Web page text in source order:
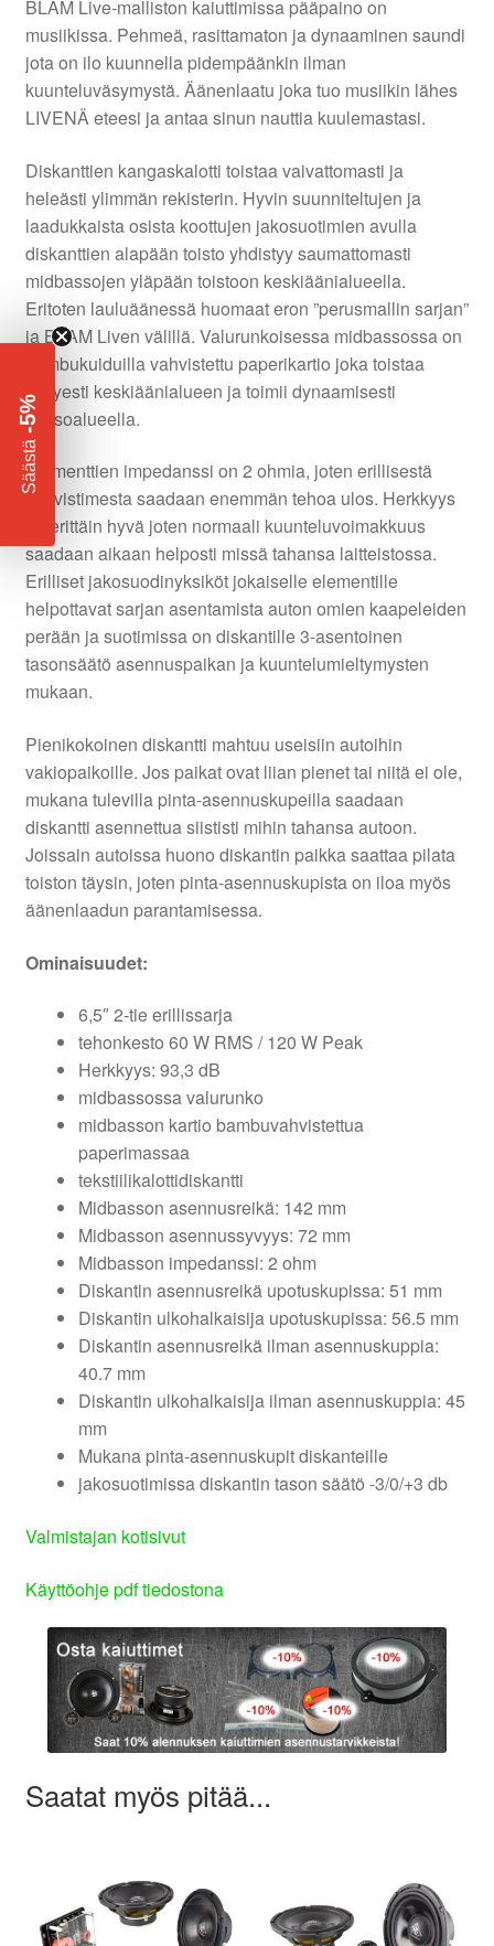
BLAM Live-malliston kaiuttimissa pääpaino on
musiikissa. Pehmeä, rasittamaton ja dynaaminen saundi
jota on ilo kuunnella pidempäänkin ilman
kuunteluväsymystä. Äänenlaatu joka tuo musiikin lähes
LIVENÄ eteesi ja antaa sinun nauttia kuulemastasi.
Diskanttien kangaskalotti toistaa vaivattomasti ja
heleästi ylimmän rekisterin. Hyvin suunniteltujen ja
laadukkaista osista koottujen jakosuotimien avulla
diskanttien alapään toisto yhdistyy saumattomasti
midbassojen yläpään toistoon keskiäänialueella.
Eritoten lauluäänessä huomaat eron ”perusmallin sarjan”
ja BLAM Liven välillä. Valurunkoisessa midbassossa on
bambukuiduilla vahvistettu paperikartio joka toistaa
kevyesti keskiäänialueen ja toimii dynaamisesti
bassoalueella.
Elementtien impedanssi on 2 ohmia, joten erillisestä
vahvistimesta saadaan enemmän tehoa ulos. Herkkyys
on erittäin hyvä joten normaali kuunteluvoimakkuus
saadaan aikaan helposti missä tahansa laitteistossa.
Erilliset jakosuodinyksiköt jokaiselle elementille
helpottavat sarjan asentamista auton omien kaapeleiden
perään ja suotimissa on diskantille 3-asentoinen
tasonsäätö asennuspaikan ja kuuntelumieltymysten
mukaan.
Pienikokoinen diskantti mahtuu useisiin autoihin
vakiopaikoille. Jos paikat ovat liian pienet tai niitä ei ole,
mukana tulevilla pinta-asennuskupeilla saadaan
diskantti asennettua siististi mihin tahansa autoon.
Joissain autoissa huono diskantin paikka saattaa pilata
toiston täysin, joten pinta-asennuskupista on iloa myös
äänenlaadun parantamisessa.
Ominaisuudet:
6,5″ 2-tie erillissarja
tehonkesto 60 W RMS / 120 W Peak
Herkkyys: 93,3 dB
midbassossa valurunko
midbasson kartio bambuvahvistettua
paperimassaa
tekstiilikalottidiskantti
Midbasson asennusreikä: 142 mm
Midbasson asennussyvyys: 72 mm
Midbasson impedanssi: 2 ohm
Diskantin asennusreikä upotuskupissa: 51 mm
Diskantin ulkohalkaisija upotuskupissa: 56.5 mm
Diskantin asennusreikä ilman asennuskuppia:
40.7 mm
Diskantin ulkohalkaisija ilman asennuskuppia: 45
mm
Mukana pinta-asennuskupit diskanteille
jakosuotimissa diskantin tason säätö -3/0/+3 db
Valmistajan kotisivut
Käyttöohje pdf tiedostona
Saatat myös pitää...
Säästä
-5%